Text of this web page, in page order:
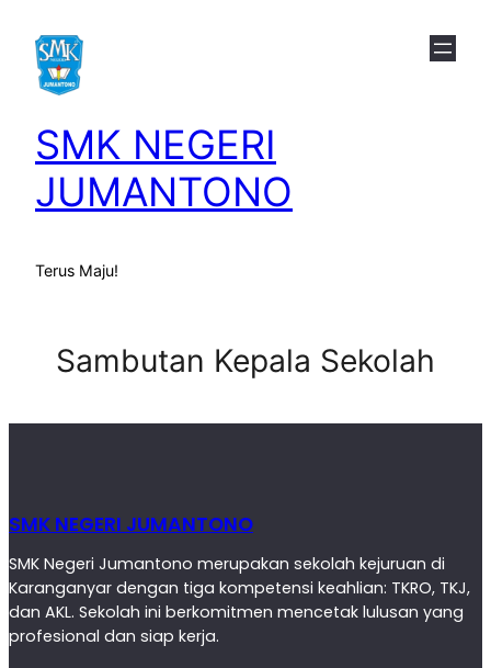
content
SMK NEGERI
JUMANTONO
Terus Maju!
Sambutan Kepala Sekolah
SMK NEGERI JUMANTONO
SMK Negeri Jumantono merupakan sekolah kejuruan di
Karanganyar dengan tiga kompetensi keahlian: TKRO, TKJ,
dan AKL. Sekolah ini berkomitmen mencetak lulusan yang
profesional dan siap kerja.